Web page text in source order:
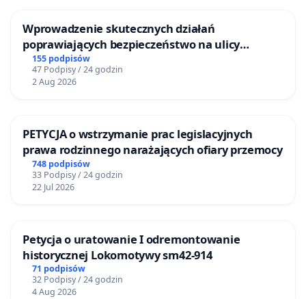
Wprowadzenie skutecznych działań
poprawiających bezpieczeństwo na ulicy
Żeromskiego w Otwocku
155 podpisów
47 Podpisy / 24 godzin
2 Aug 2026
PETYCJA o wstrzymanie prac legislacyjnych
prawa rodzinnego narażających ofiary przemocy
748 podpisów
33 Podpisy / 24 godzin
22 Jul 2026
Petycja o uratowanie I odremontowanie
historycznej Lokomotywy sm42-914
71 podpisów
32 Podpisy / 24 godzin
4 Aug 2026